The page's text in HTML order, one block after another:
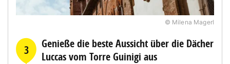
© Milena Magerl
3
Genieße die beste Aussicht über die Dächer
Luccas vom Torre Guinigi aus